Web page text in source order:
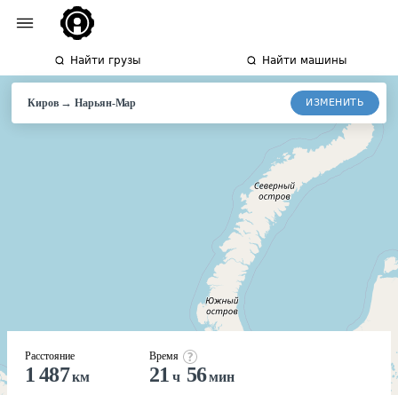
Найти грузы Найти машины
Киров→Нарьян-Мар ИЗМЕНИТЬ
Расстояние
1 487км
Время
21 ч 56мин